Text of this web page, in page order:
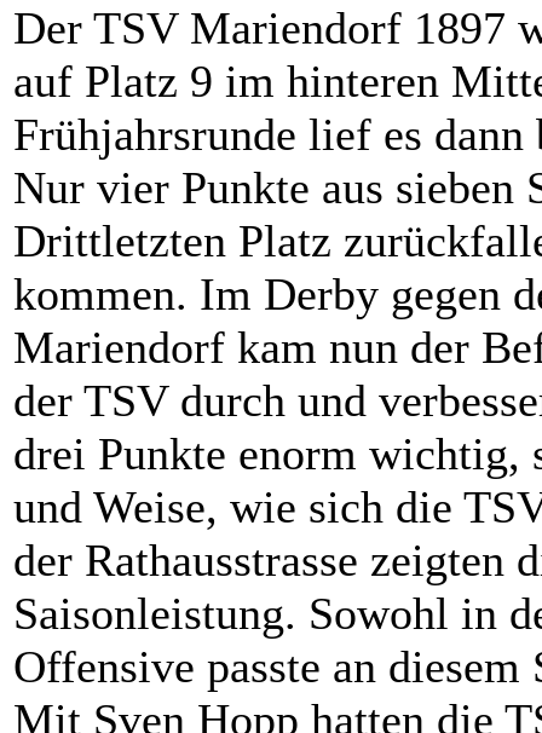
Der TSV Mariendorf 1897
auf Platz 9 im hinteren
Frühjahrsrunde lief es
Nur vier Punkte aus sieben
Drittletzten Platz
kommen. Im Derby gegen
Mariendorf kam nun der
der TSV durch und
drei Punkte enorm wichtig,
und Weise, wie sich die
der Rathausstrasse zeigten
Saisonleistung. Sowohl in
Offensive passte an
Mit Sven Hopp hatten die